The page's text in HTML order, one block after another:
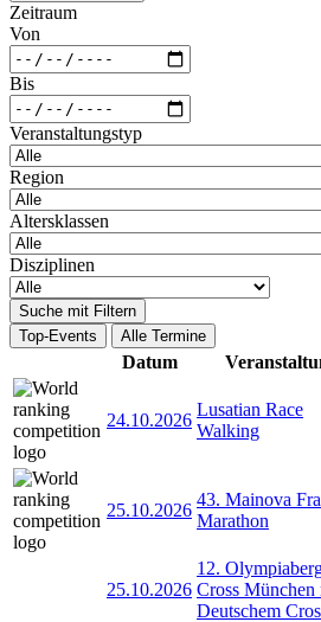
Zeitraum
Von
Bis
Veranstaltungstyp
Region
Altersklassen
Disziplinen
Suche mit Filtern
Top-Events
Alle Termine
Datum
24.10.2026
Lusatian Race
Walking
25.10.2026
43. Mainova
Marathon
25.10.2026
12.
Cross München
Deutschem